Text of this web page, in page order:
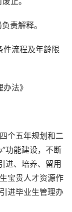
责解释。
件流程及年龄限
法》
个五年规划和二
功能建设，不断
进、培养、留用
宝贵人才资源作
进毕业生管理办